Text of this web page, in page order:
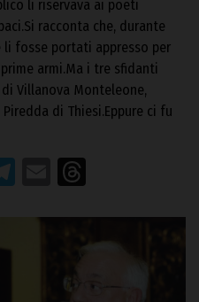
li riservava ai poeti
racconta che, durante
li fosse portati appresso per
armi.Ma i tre sfidanti
Villanova Monteleone,
di Thiesi.Eppure ci fu
Telegram
Email